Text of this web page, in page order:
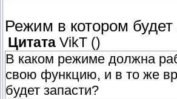
Режим в котором
Цитата VikT ()
В каком режиме должна
свою функцию, и в то же
будет запасти?